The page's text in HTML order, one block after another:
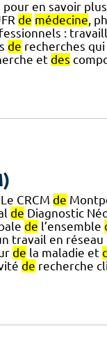
pour en savoir
de médecine,
:
de recherches
et des
CRCM de
de Diagnostic
de l’ensemble
travail en
de la maladie et
de recherche